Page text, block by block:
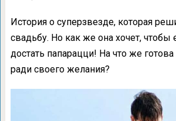
История о суперзвезде, которая
свадьбу. Но как же она хочет, чтобы
достать папарацци! На что же готова
ради своего желания?